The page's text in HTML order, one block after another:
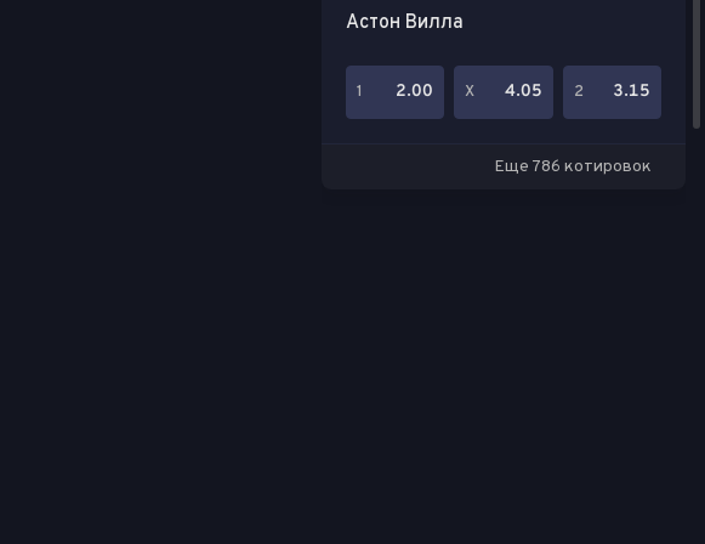
Астон Вилла
1 2.00 Х 4.05 2 3.15
Еще 786 котировок